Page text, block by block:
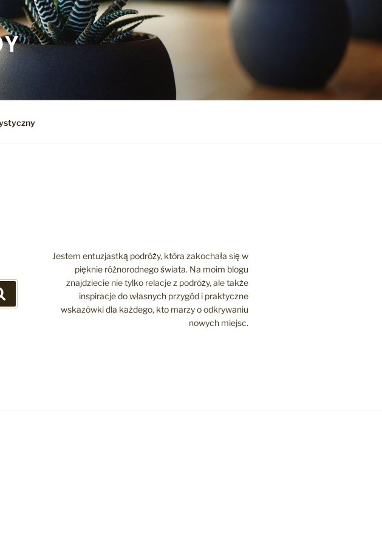
Jestem entuzjastką podróży, która zakochała się w
pięknie różnorodnego świata. Na moim blogu
znajdziecie nie tylko relacje z podróży, ale także
inspiracje do własnych przygód i praktyczne
wskazówki dla każdego, kto marzy o odkrywaniu
nowych miejsc.